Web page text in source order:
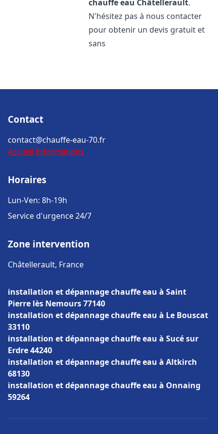
chauffe eau Châtellerault.
N'hésitez pas à nous contacter
pour obtenir un devis gratuit et
sans
Contact
contact@chauffe-eau-70.fr
Accueil Informations
Horaires
Lun-Ven: 8h-19h
Service d'urgence 24/7
Zone intervention
Châtellerault, France
installation et dépannage chauffe eau à Saint
Pierre lès Nemours 77140
installation et dépannage chauffe eau à Le Bouscat
33110
installation et dépannage chauffe eau à Sucé sur
Erdre 44240
installation et dépannage chauffe eau à Altkirch
68130
installation et dépannage chauffe eau à Onnaing
59264